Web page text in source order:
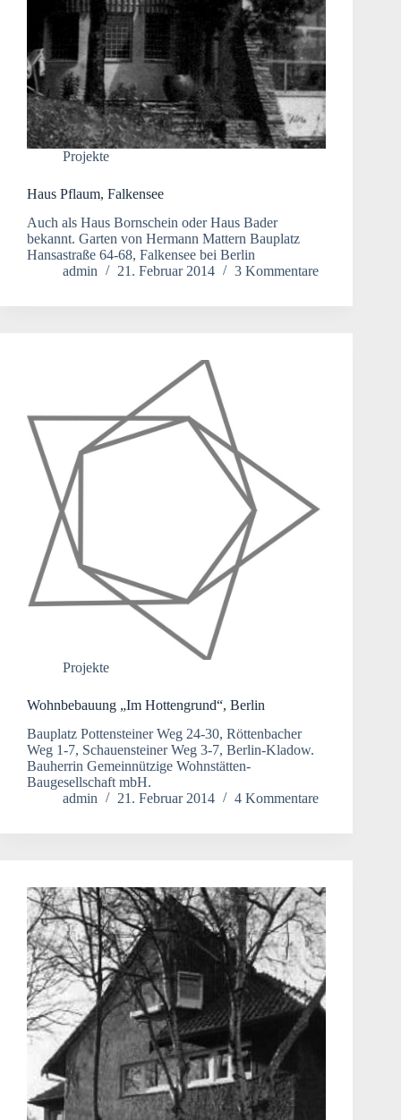
Projekte
Haus Pflaum, Falkensee
Auch als Haus Bornschein oder Haus Bader
bekannt. Garten von Hermann Mattern Bauplatz
Hansastraße 64-68, Falkensee bei Berlin
admin
21. Februar 2014 3 Kommentare
Projekte
Wohnbebauung „Im Hottengrund“, Berlin
Bauplatz Pottensteiner Weg 24-30, Röttenbacher
Weg 1-7, Schauensteiner Weg 3-7, Berlin-Kladow.
Bauherrin Gemeinnützige Wohnstätten-
Baugesellschaft mbH.
admin
21. Februar 2014 4 Kommentare